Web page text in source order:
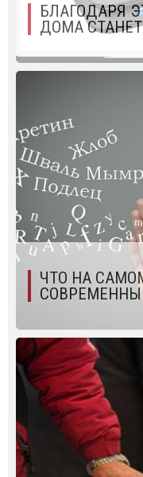
БЛАГОДАРЯ
ДОМА
ЧТО НА